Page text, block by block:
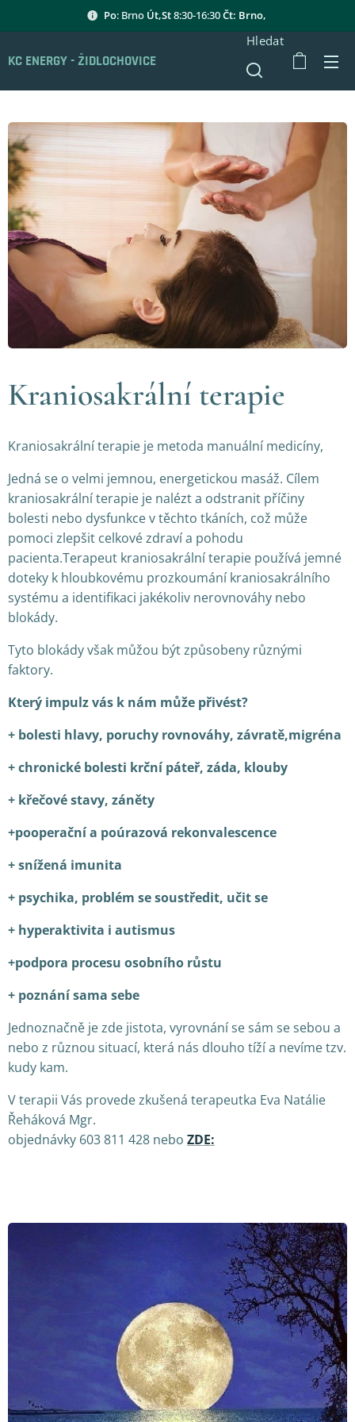
Po: Brno Út,St8:30-16:30Čt: Brno,
KC ENERGY - ŽIDLOCHOVICE
Hledat
Kraniosakrální terapie
Kraniosakrální terapie je metoda manuální medicíny,
Jedná se o velmi jemnou, energetickou masáž. Cílem
kraniosakrální terapie je nalézt a odstranit příčiny
bolesti nebo dysfunkce v těchto tkáních, což může
pomoci zlepšit celkové zdraví a pohodu
pacienta.Terapeut kraniosakrální terapie používá jemné
doteky k hloubkovému prozkoumání kraniosakrálního
systému a identifikaci jakékoliv nerovnováhy nebo
blokády.
Tyto blokády však můžou být způsobeny různými
faktory.
Který impulz vás k nám může přivést?
+ bolesti hlavy, poruchy rovnováhy, závratě,migréna
+ chronické bolesti krční páteř, záda, klouby
+ křečové stavy, záněty
+pooperační a poúrazová rekonvalescence
+ snížená imunita
+ psychika, problém se soustředit, učit se
+ hyperaktivita i autismus
+podpora procesu osobního růstu
+ poznání sama sebe
Jednoznačně je zde jistota, vyrovnání se sám se sebou a
nebo z různou situací, která nás dlouho tíží a nevíme tzv.
kudy kam.
V terapii Vás provede zkušená terapeutka Eva Natálie
Řeháková Mgr.
objednávky 603 811 428 nebo ZDE: